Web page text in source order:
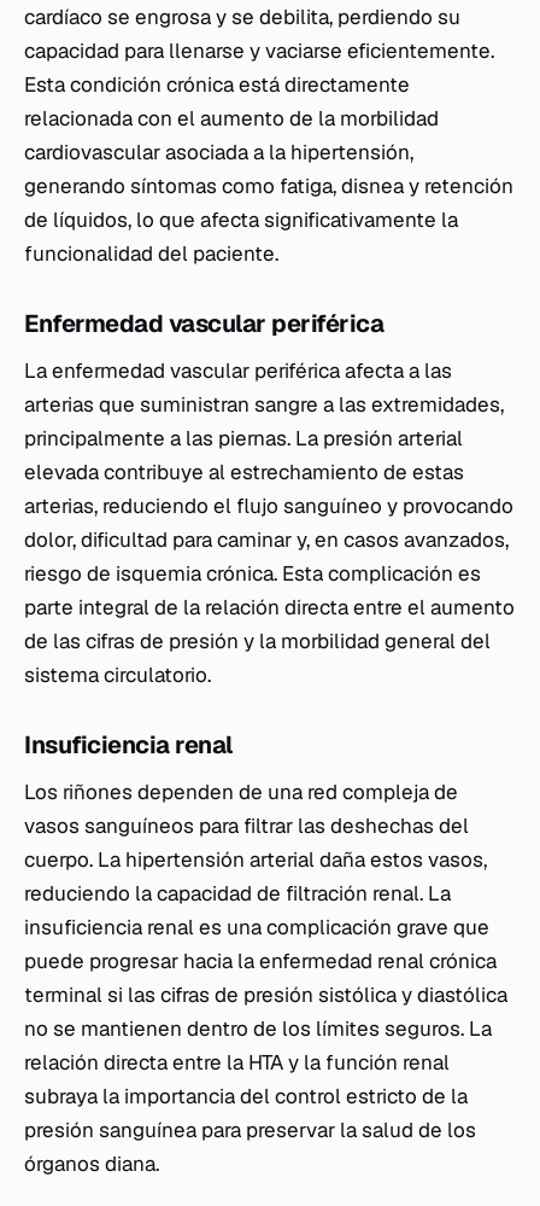
cardíaco se engrosa y se debilita, perdiendo su
capacidad para llenarse y vaciarse eficientemente.
Esta condición crónica está directamente
relacionada con el aumento de la morbilidad
cardiovascular asociada a la hipertensión,
generando síntomas como fatiga, disnea y retención
de líquidos, lo que afecta significativamente la
funcionalidad del paciente.
Enfermedad vascular periférica
La enfermedad vascular periférica afecta a las
arterias que suministran sangre a las extremidades,
principalmente a las piernas. La presión arterial
elevada contribuye al estrechamiento de estas
arterias, reduciendo el flujo sanguíneo y provocando
dolor, dificultad para caminar y, en casos avanzados,
riesgo de isquemia crónica. Esta complicación es
parte integral de la relación directa entre el aumento
de las cifras de presión y la morbilidad general del
sistema circulatorio.
Insuficiencia renal
Los riñones dependen de una red compleja de
vasos sanguíneos para filtrar las deshechas del
cuerpo. La hipertensión arterial daña estos vasos,
reduciendo la capacidad de filtración renal. La
insuficiencia renal es una complicación grave que
puede progresar hacia la enfermedad renal crónica
terminal si las cifras de presión sistólica y diastólica
no se mantienen dentro de los límites seguros. La
relación directa entre la HTA y la función renal
subraya la importancia del control estricto de la
presión sanguínea para preservar la salud de los
órganos diana.